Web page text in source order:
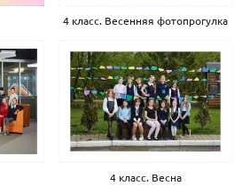
4 класс. Весенняя фотопрогулка
4 класс. Весна